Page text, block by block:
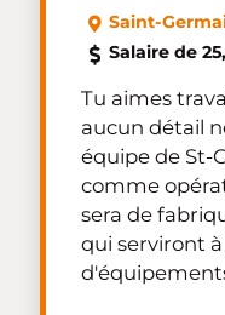
Saint-
Salaire de
Tu aimes
aucun détail
équipe de St-
comme
sera de
qui serviront